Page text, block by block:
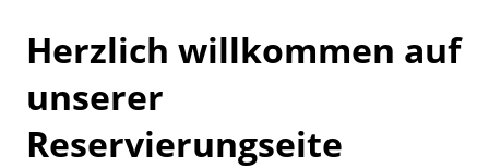
Herzlich willkommen auf
unserer
Reservierungseite